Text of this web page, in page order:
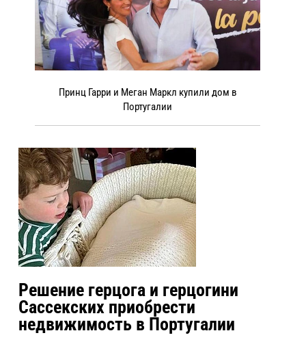
Принц Гарри и Меган Маркл купили дом в
Португалии
Решение герцога и герцогини
Сассекских приобрести
недвижимость в Португалии